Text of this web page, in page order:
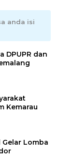
anda isi
DPUPR dan
Kemarau
Lomba